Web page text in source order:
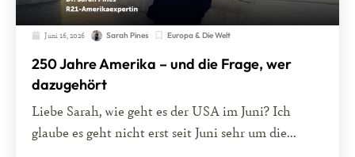
Juni 16, 2026 Sarah Pines Europa & Die Welt
250 Jahre Amerika – und die Frage, wer
dazugehört
Liebe Sarah, wie geht es der USA im Juni? Ich
glaube es geht nicht erst seit Juni sehr um die...